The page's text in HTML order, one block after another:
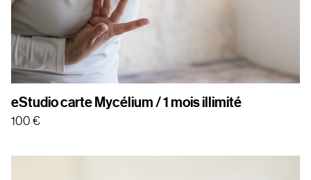
eStudio carte Mycélium / 1 mois illimité
100 €